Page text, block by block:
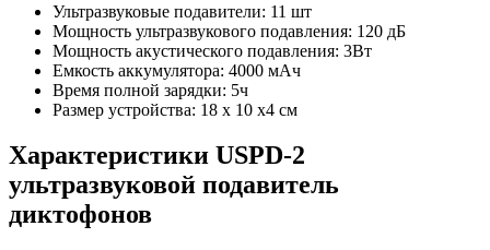
Ультразвуковые подавители: 11 шт
Мощность ультразвукового подавления: 120 дБ
Мощность акустического подавления: 3Вт
Емкость аккумулятора: 4000 мАч
Время полной зарядки: 5ч
Размер устройства: 18 х 10 х4 см
Характеристики USPD-2
ультразвуковой подавитель
диктофонов